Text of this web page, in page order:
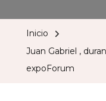
Inicio
Juan Gabriel ,
expoForum